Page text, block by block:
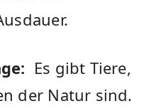
‌ Es gibt Tiere,
‍der Natur sind.